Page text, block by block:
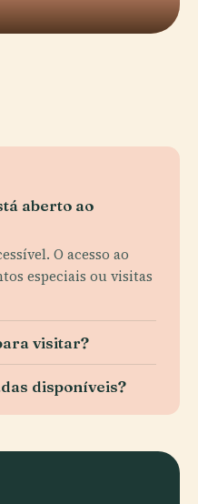
aberto ao
O acesso ao
especiais ou visitas
visitar?
disponíveis?